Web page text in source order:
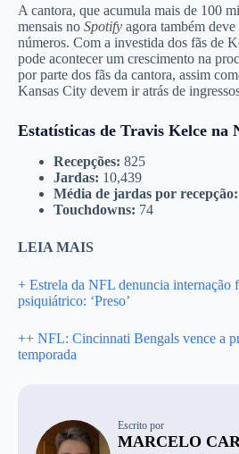
A cantora, que acumula mais de 100
mensais no Spotify agora também
números. Com a investida dos fãs de
pode acontecer um crescimento na
por parte dos fãs da cantora, assim
Kansas City devem ir atrás de
Estatísticas de Travis Kelce na
Recepções: 825
Jardas: 10,439
Média de jardas por recepção:
Touchdowns: 74
LEIA MAIS
+ Estrela da NFL denuncia internação
psiquiátrico: ‘Preso’
++ NFL: Cincinnati Bengals vence a
temporada
Escrito por
MARCELO